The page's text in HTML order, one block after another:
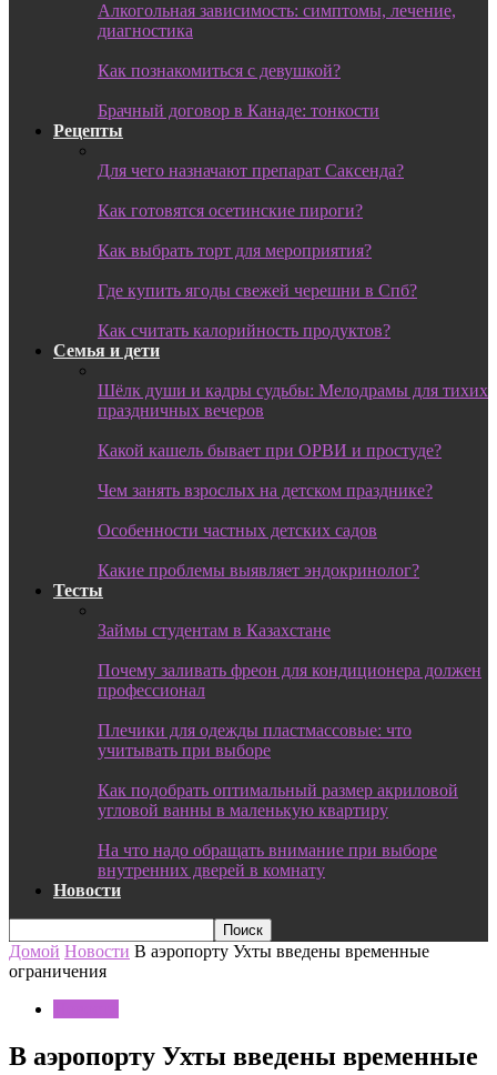
Алкогольная зависимость: симптомы, лечение,
диагностика
Как познакомиться с девушкой?
Брачный договор в Канаде: тонкости
Рецепты
Для чего назначают препарат Саксенда?
Как готовятся осетинские пироги?
Как выбрать торт для мероприятия?
Где купить ягоды свежей черешни в Спб?
Как считать калорийность продуктов?
Семья и дети
Шёлк души и кадры судьбы: Мелодрамы для тихих
праздничных вечеров
Какой кашель бывает при ОРВИ и простуде?
Чем занять взрослых на детском празднике?
Особенности частных детских садов
Какие проблемы выявляет эндокринолог?
Тесты
Займы студентам в Казахстане
Почему заливать фреон для кондиционера должен
профессионал
Плечики для одежды пластмассовые: что
учитывать при выборе
Как подобрать оптимальный размер акриловой
угловой ванны в маленькую квартиру
На что надо обращать внимание при выборе
внутренних дверей в комнату
Новости
Домой Новости В аэропорту Ухты введены временные
ограничения
В аэропорту Ухты введены временные